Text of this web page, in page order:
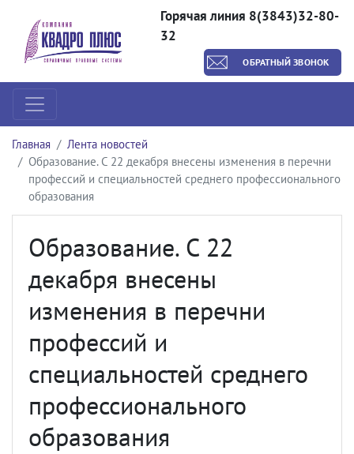
Горячая линия 8(3843)32-80-
32
ОБРАТНЫЙ ЗВОНОК
Главная
Лента новостей
Образование. С 22 декабря внесены изменения в перечни
профессий и специальностей среднего профессионального
образования
Образование. С 22
декабря внесены
изменения в перечни
профессий и
специальностей среднего
профессионального
образования